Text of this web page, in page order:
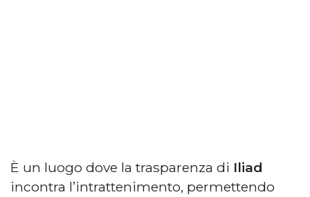
È un luogo dove la trasparenza di Iliad
incontra l’intrattenimento, permettendo